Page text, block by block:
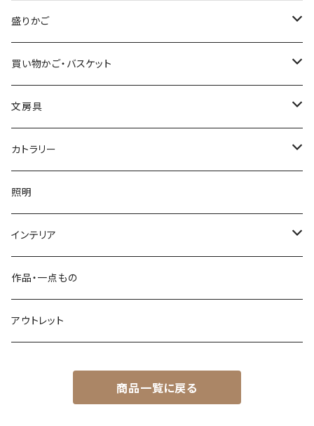
盛りかご
亀甲編み
小入れ麻の葉編み
網代編み
透かし網代編み
その他
買い物かご・バスケット
縄目差し
ござ目編み
バスケット
文房具
竹ペン
ペーパーナイフ
石を抱く竹（ペーパーウェイト）
その他
カトラリー
お箸
菜箸
楊枝
照明
インテリア
屑かご
脱衣かご
作品・一点もの
アウトレット
商品一覧に戻る